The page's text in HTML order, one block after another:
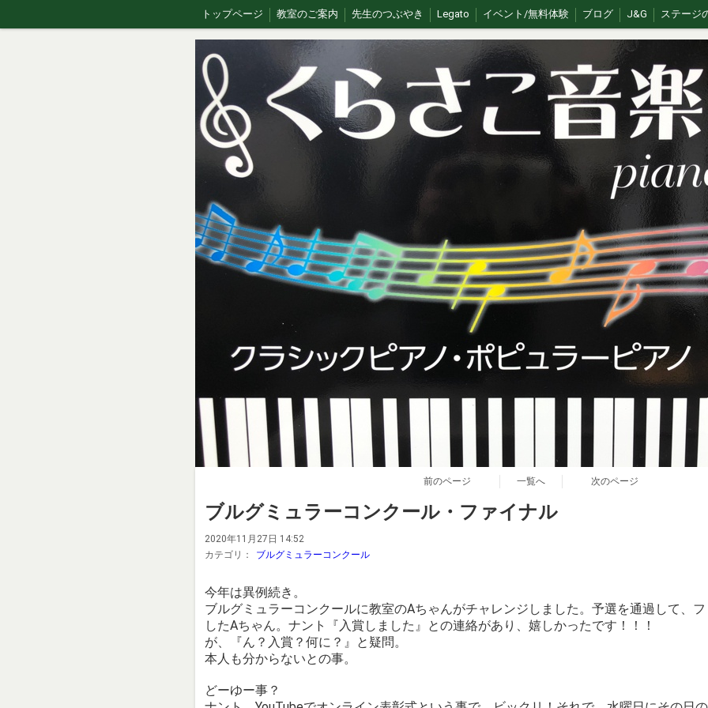
トップページ 教室のご案内 先生のつぶやき Legato イベント/無料体験 ブログ J&G ステージ
前のページ 一覧へ 次のページ
ブルグミュラーコンクール・ファイナル
2020年11月27日 14:52
カテゴリ：
ブルグミュラーコンクール
今年は異例続き。
ブルグミュラーコンクールに教室のAちゃんがチャレンジしました。予選を通過して、
したAちゃん。ナント『入賞しました』との連絡があり、嬉しかったです！！！
が、『ん？入賞？何に？』と疑問。
本人も分からないとの事。
どーゆー事？